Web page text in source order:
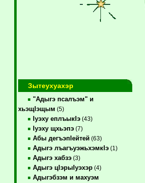
Зытеухуахэр
"Адыгэ псалъэм" и
хьэщIэщым (5)
Iуэху еплъыкIэ(43)
Iуэху щхьэпэ(7)
Абы дегъэпIейтей(63)
Адыгэ лъагъуэжьхэмкIэ(1)
Адыгэ хабзэ(3)
Адыгэ цIэрыIуэхэр(4)
Адыгэбзэм и махуэм